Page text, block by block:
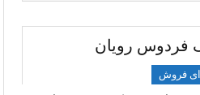
فردوس رویان
فروش